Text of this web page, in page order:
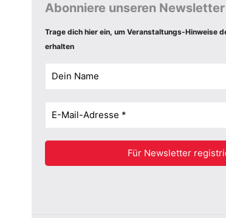
Abonniere unseren Newsletter
Trage dich hier ein, um Veranstaltungs-Hinweise
erhalten